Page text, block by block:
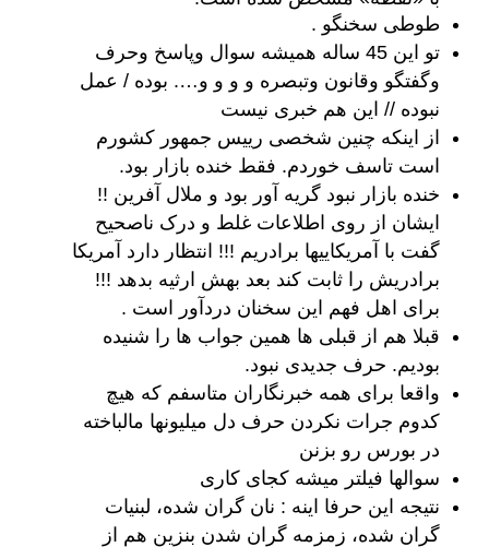
طوطی سخنگو .
تو این 45 ساله همیشه سوال وپاسخ وحرف
وگفتگو وقانون وتبصره و و و و…. بوده / عمل
نبوده // این هم خبری نیست
از اینکه چنین شخصی رییس جمهور کشورم
است تاسف خوردم. فقط خنده بازار بود.
خنده بازار نبود گریه آور بود و ملال آفرین !!
ایشان از روی اطلاعات غلط و درک ناصحیح
گفت با آمریکاییها برادریم !!! انتظار دارد آمریکا
برادریش را ثابت کند بعد بهش ارثیه بدهد !!!
برای اهل فهم این سخنان دردآور است .
قبلا هم از قبلی ها همین جواب ها را شنیده
بودیم. حرف جدیدی نبود.
واقعا برای همه خبرنگاران متاسفم که هیچ
کدوم جرات نکردن حرف دل میلیونها مالباخته
در بورس رو بزنن
سوالها فیلتر میشه کجای کاری
نتیجه این حرفا اینه : نان گران شده، لبنیات
گران شده، زمزمه گران شدن بنزین هم از